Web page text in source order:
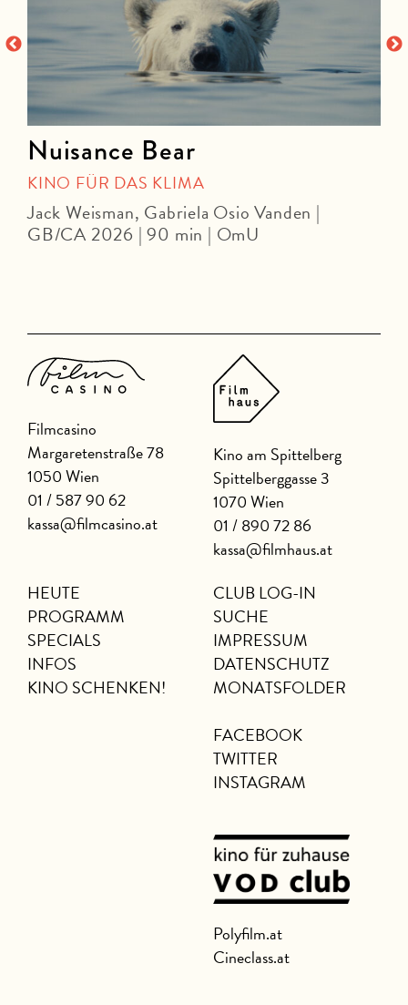
Nuisance Bear
KINO FÜR DAS KLIMA
Jack Weisman, Gabriela Osio Vanden |
GB/CA 2026 | 90 min | OmU
Filmcasino
Margaretenstraße 78
1050 Wien
01 / 587 90 62
kassa@filmcasino.at
Kino am Spittelberg
Spittelberggasse 3
1070 Wien
01 / 890 72 86
kassa@filmhaus.at
HEUTE
PROGRAMM
SPECIALS
INFOS
KINO SCHENKEN!
CLUB LOG-IN
SUCHE
IMPRESSUM
DATENSCHUTZ
MONATSFOLDER
FACEBOOK
TWITTER
INSTAGRAM
Polyfilm.at
Cineclass.at